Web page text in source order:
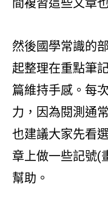
然後國學常識的
起整理在重點筆
篇維持手感。每
力，因為閱測通
也建議大家先看
章上做一些記號(
幫助。